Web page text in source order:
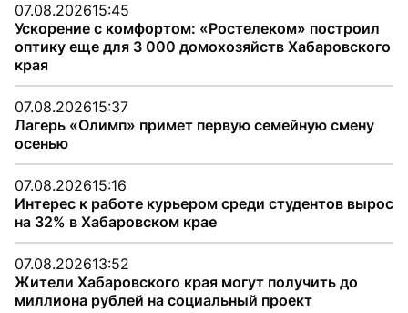
07.08.202615:45
Ускорение с комфортом: «Ростелеком» построил
оптику еще для 3 000 домохозяйств Хабаровского
края
07.08.202615:37
Лагерь «Олимп» примет первую семейную смену
осенью
07.08.202615:16
Интерес к работе курьером среди студентов вырос
на 32% в Хабаровском крае
07.08.202613:52
Жители Хабаровского края могут получить до
миллиона рублей на социальный проект